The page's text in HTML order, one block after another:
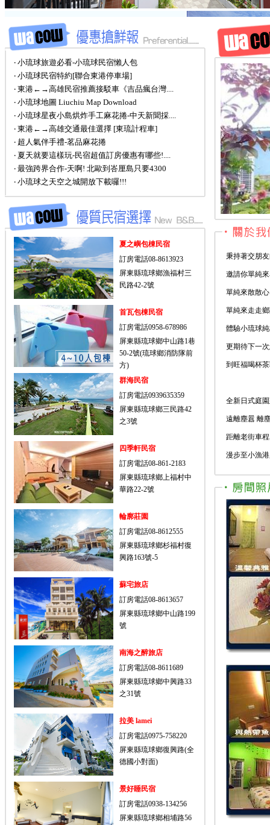
‧ 小琉球旅遊必看-小琉球民宿懶人包
‧ 小琉球民宿特約[聯合東港停車場]
‧ 東港←→高雄民宿推薦接駁車《吉品瘋台灣....
‧ 小琉球地圖 Liuchiu Map Download
‧ 小琉球星夜小島烘炸手工麻花捲-中天新聞採....
‧ 東港←→高雄交通最佳選擇 [東琉計程車]
‧ 超人氣伴手禮-茗品麻花捲
‧ 夏天就要這樣玩-民宿超值訂房優惠有哪些!....
‧ 最強跨界合作-天啊! 北歐到峇厘島只要4300
‧ 小琉球之天空之城開放下載囉!!!
夏之嶼包棟民宿
訂房電話08-8613923
屏東縣琉球鄉漁福村三
民路42-2號
首瓦包棟民宿
訂房電話0958-678986
屏東縣琉球鄉中山路1巷
50-2號(琉球鄉消防隊前
方)
群海民宿
訂房電話0939635359
屏東縣琉球鄉三民路42
之3號
四季軒民宿
訂房電話08-861-2183
屏東縣琉球鄉上福村中
華路22-2號
輪廓莊園
訂房電話08-8612555
屏東縣琉球鄉杉福村復
興路163號-5
蘇宅旅店
訂房電話08-8613657
屏東縣琉球鄉中山路199
號
南海之醉旅店
訂房電話08-8611689
屏東縣琉球鄉中興路33
之31號
拉美 lamei
訂房電話0975-758220
屏東縣琉球鄉復興路(全
德國小對面)
景好睡民宿
訂房電話0938-134256
屏東縣琉球鄉相埔路56
秉持著交朋
邀請你單純
單純來散散
單純來走走
體驗小琉球
更期待下一
到旺福喝杯
全新日式庭
遠離塵囂 離
距離老街車
漫步至小漁